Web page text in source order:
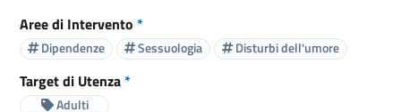
Aree di Intervento *
Dipendenze Sessuologia Disturbi dell'umore
Target di Utenza*
Adulti